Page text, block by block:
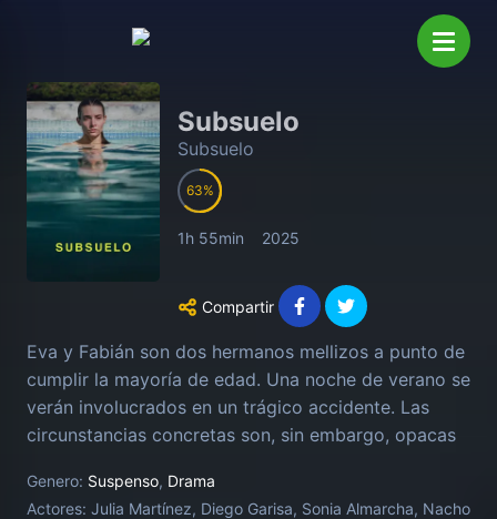
Subsuelo
Subsuelo
63
1h 55min 2025
Compartir
Eva y Fabián son dos hermanos mellizos a punto de
cumplir la mayoría de edad. Una noche de verano se
verán involucrados en un trágico accidente. Las
circunstancias concretas son, sin embargo, opacas
Mabel, su madre.
Genero: Suspenso, Drama
Actores: Julia Martínez, Diego Garisa, Sonia Almarcha, Nacho